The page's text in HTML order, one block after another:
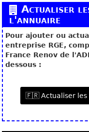
Actualiser
l'annuaire
Pour ajouter ou
entreprise RGE,
France Renov de
dessous :
🇫🇷 Actualiser les